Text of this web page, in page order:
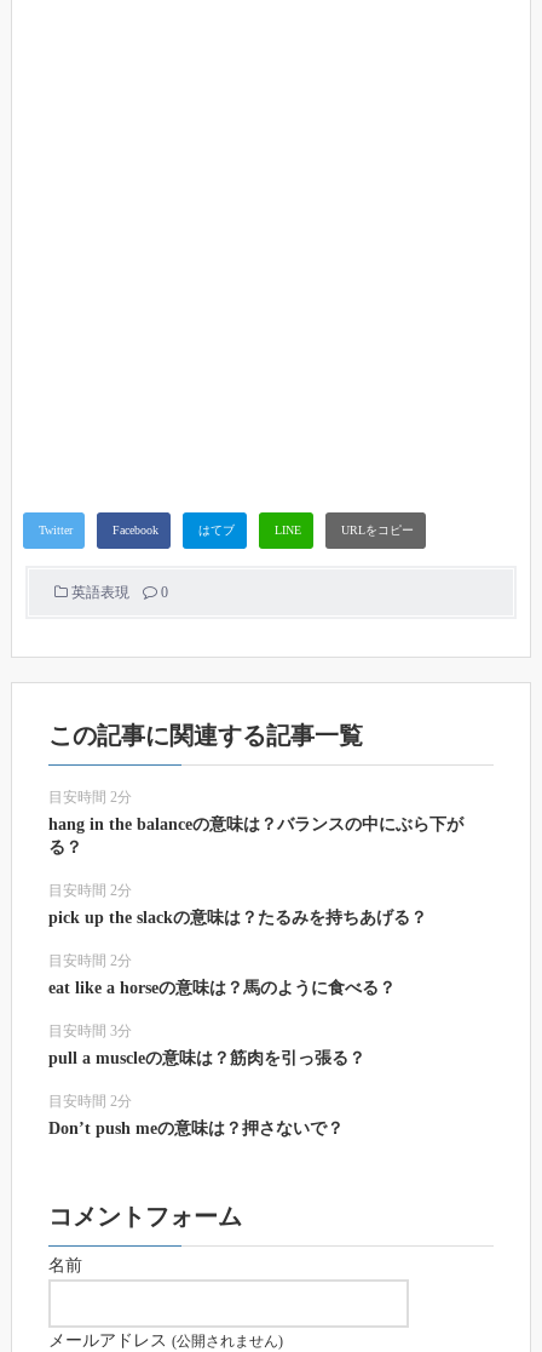
英語表現 0
この記事に関連する記事一覧
目安時間 2分
hang in the balanceの意味は？バランスの中にぶら下が
る？
目安時間 2分
pick up the slackの意味は？たるみを持ちあげる？
目安時間 2分
eat like a horseの意味は？馬のように食べる？
目安時間 3分
pull a muscleの意味は？筋肉を引っ張る？
目安時間 2分
Don’t push meの意味は？押さないで？
コメントフォーム
名前
メールアドレス (公開されません)